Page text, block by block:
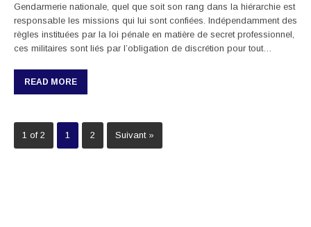
Gendarmerie nationale, quel que soit son rang dans la hiérarchie est
responsable les missions qui lui sont confiées. Indépendamment des
règles instituées par la loi pénale en matière de secret professionnel,
ces militaires sont liés par l’obligation de discrétion pour tout…
READ MORE
1 of 2 1 2 Suivant »